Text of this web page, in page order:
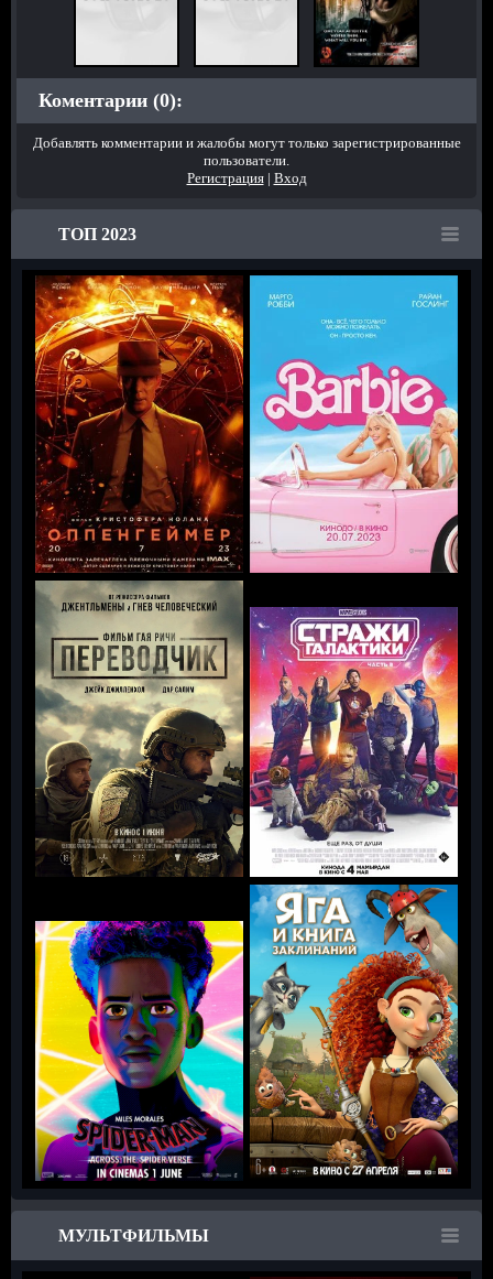
Коментарии (0):
Добавлять комментарии и жалобы могут только зарегистрированные
пользователи.
Регистрация| Вход
ТОП 2023
МУЛЬТФИЛЬМЫ